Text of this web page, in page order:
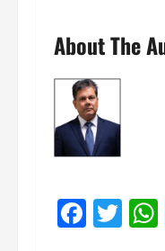
About The